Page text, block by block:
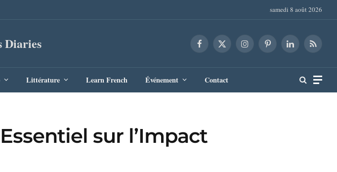
samedi 8 août 2026
Diaries Facebook
X
InstagramPinterestLinkedInRSS
Littérature Learn French Événement Contact
sur l’Impact